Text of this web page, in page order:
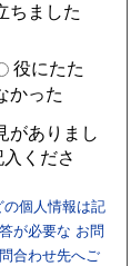
ちました
役にたた
かった
がありまし
くださ
の個人情報は記
が必要な お問
合わせ先へご